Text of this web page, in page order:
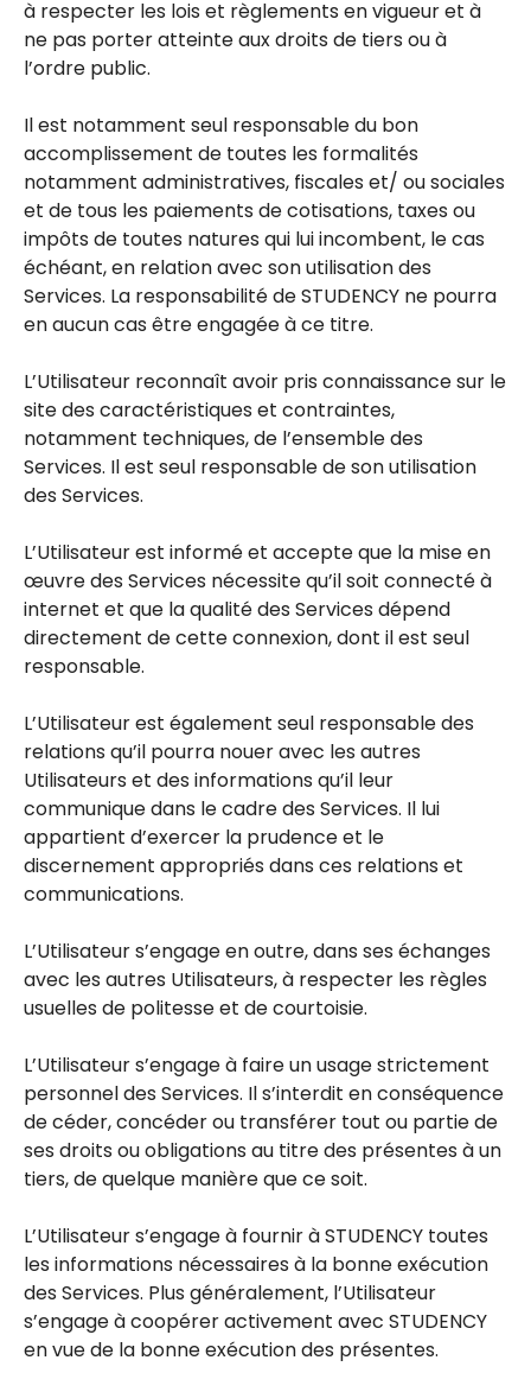
à respecter les lois et règlements en vigueur et à
ne pas porter atteinte aux droits de tiers ou à
l’ordre public.
Il est notamment seul responsable du bon
accomplissement de toutes les formalités
notamment administratives, fiscales et/ ou sociales
et de tous les paiements de cotisations, taxes ou
impôts de toutes natures qui lui incombent, le cas
échéant, en relation avec son utilisation des
Services. La responsabilité de STUDENCY ne pourra
en aucun cas être engagée à ce titre.
L’Utilisateur reconnaît avoir pris connaissance sur le
site des caractéristiques et contraintes,
notamment techniques, de l’ensemble des
Services. Il est seul responsable de son utilisation
des Services.
L’Utilisateur est informé et accepte que la mise en
œuvre des Services nécessite qu’il soit connecté à
internet et que la qualité des Services dépend
directement de cette connexion, dont il est seul
responsable.
L’Utilisateur est également seul responsable des
relations qu’il pourra nouer avec les autres
Utilisateurs et des informations qu’il leur
communique dans le cadre des Services. Il lui
appartient d’exercer la prudence et le
discernement appropriés dans ces relations et
communications.
L’Utilisateur s’engage en outre, dans ses échanges
avec les autres Utilisateurs, à respecter les règles
usuelles de politesse et de courtoisie.
L’Utilisateur s’engage à faire un usage strictement
personnel des Services. Il s’interdit en conséquence
de céder, concéder ou transférer tout ou partie de
ses droits ou obligations au titre des présentes à un
tiers, de quelque manière que ce soit.
L’Utilisateur s’engage à fournir à STUDENCY toutes
les informations nécessaires à la bonne exécution
des Services. Plus généralement, l’Utilisateur
s’engage à coopérer activement avec STUDENCY
en vue de la bonne exécution des présentes.